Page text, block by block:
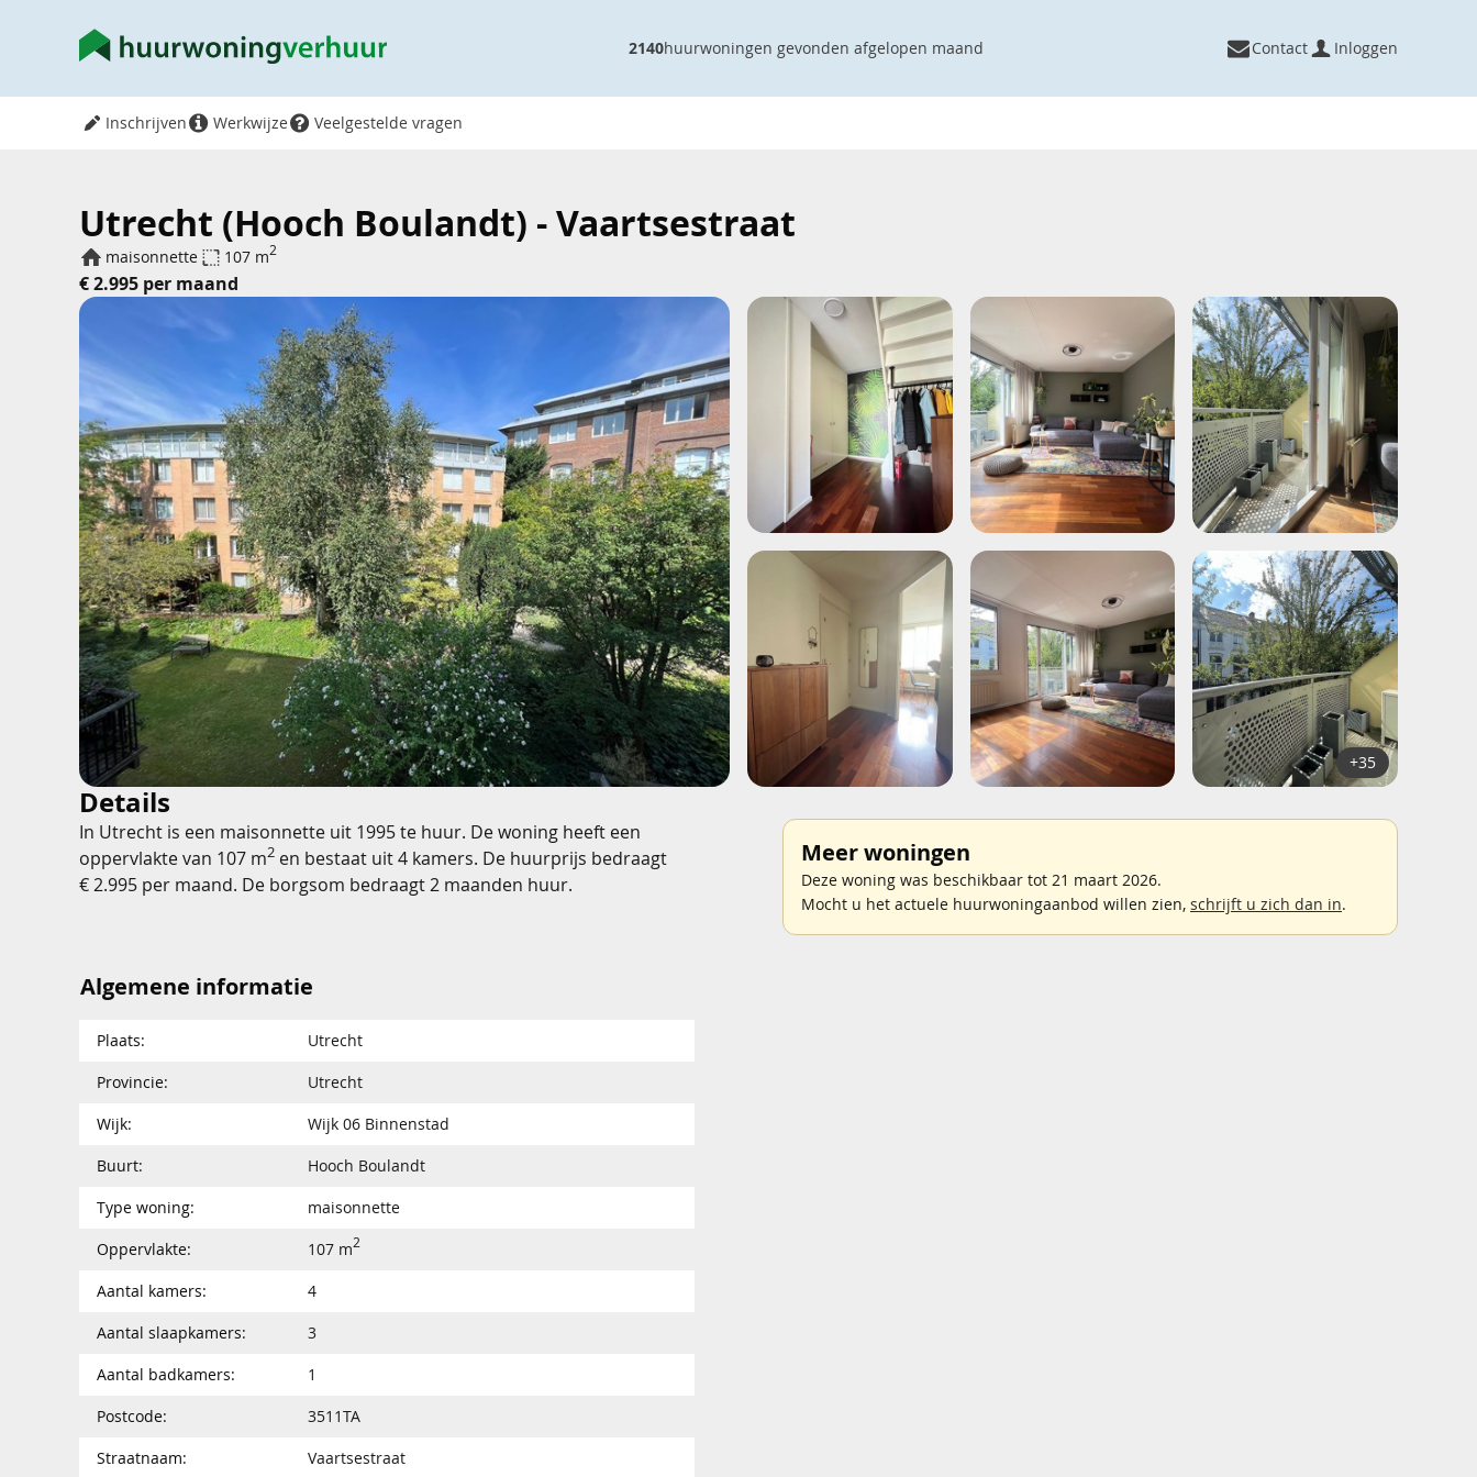
2140huurwoningen gevonden afgelopen maand Contact Inloggen
Inschrijven Werkwijze Veelgestelde vragen
Utrecht (Hooch Boulandt) - Vaartsestraat
maisonnette 107 m2
€ 2.995 per maand
+35
Details
In Utrecht is een maisonnette uit 1995 te huur. De woning heeft een
oppervlakte van 107 m2 en bestaat uit 4 kamers. De huurprijs bedraagt
€ 2.995 per maand. De borgsom bedraagt 2 maanden huur.
Meer woningen
Deze woning was beschikbaar tot 21 maart 2026.
Mocht u het actuele huurwoningaanbod willen zien, schrijft u zich dan in.
Algemene informatie
Plaats:
Utrecht
Provincie:
Utrecht
Wijk:
Wijk 06 Binnenstad
Buurt:
Hooch Boulandt
Type woning:
maisonnette
Oppervlakte:
107 m2
Aantal kamers:
4
Aantal slaapkamers:
3
Aantal badkamers:
1
Postcode:
3511TA
Straatnaam:
Vaartsestraat